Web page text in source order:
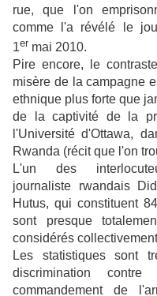
rue, que l'on
comme l'a révélé le
1er mai 2010.
Pire encore, le
misère de la campagne
ethnique plus forte que
de la captivité de la
l'Université d'Ottawa,
Rwanda (récit que l'on
L'un des
journaliste rwandais
Hutus, qui constituent
sont presque
considérés
Les statistiques sont
discrimination
commandement de